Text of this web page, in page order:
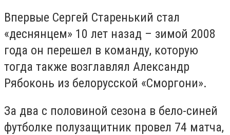
Впервые Сергей Старенький стал
«деснянцем» 10 лет назад – зимой 2008
года он перешел в команду, которую
тогда также возглавлял Александр
Рябоконь из белорусской «Сморгони».
За два с половиной сезона в бело-синей
футболке полузащитник провел 74 матча,